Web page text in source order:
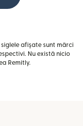
afișate sunt mărci
Nu există nicio
Remitly.